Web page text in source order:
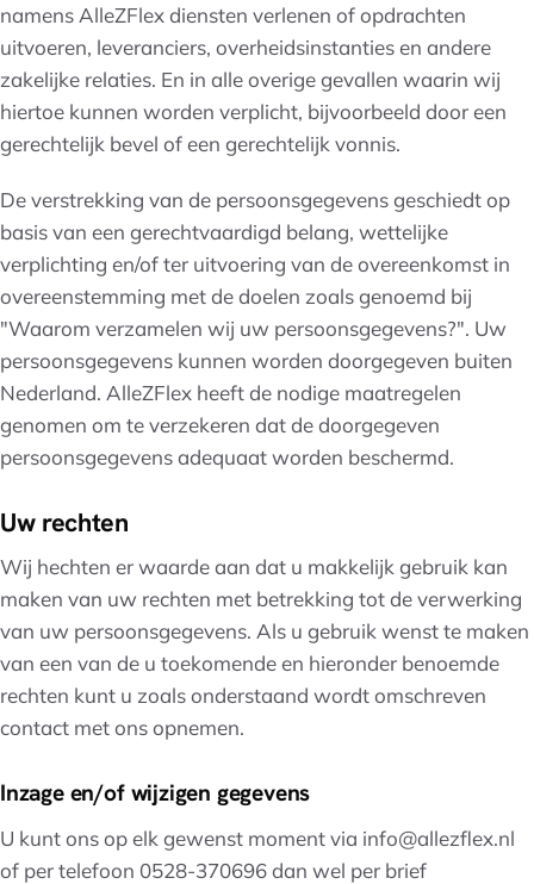
namens AlleZFlex diensten verlenen of opdrachten
uitvoeren, leveranciers, overheidsinstanties en andere
zakelijke relaties. En in alle overige gevallen waarin wij
hiertoe kunnen worden verplicht, bijvoorbeeld door een
gerechtelijk bevel of een gerechtelijk vonnis.
De verstrekking van de persoonsgegevens geschiedt op
basis van een gerechtvaardigd belang, wettelijke
verplichting en/of ter uitvoering van de overeenkomst in
overeenstemming met de doelen zoals genoemd bij
"Waarom verzamelen wij uw persoonsgegevens?". Uw
persoonsgegevens kunnen worden doorgegeven buiten
Nederland. AlleZFlex heeft de nodige maatregelen
genomen om te verzekeren dat de doorgegeven
persoonsgegevens adequaat worden beschermd.
Uw rechten
Wij hechten er waarde aan dat u makkelijk gebruik kan
maken van uw rechten met betrekking tot de verwerking
van uw persoonsgegevens. Als u gebruik wenst te maken
van een van de u toekomende en hieronder benoemde
rechten kunt u zoals onderstaand wordt omschreven
contact met ons opnemen.
Inzage en/of wijzigen gegevens
U kunt ons op elk gewenst moment via info@allezflex.nl
of per telefoon 0528-370696 dan wel per brief